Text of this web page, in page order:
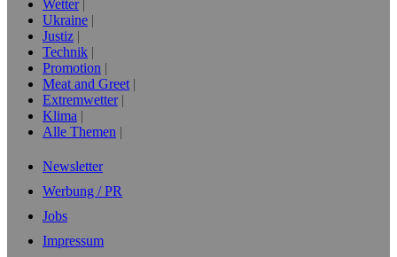
Wetter
Ukraine
Justiz
Technik
Promotion
Meat and Greet
Extremwetter
Klima
Alle Themen
Newsletter
Werbung / PR
Jobs
Impressum